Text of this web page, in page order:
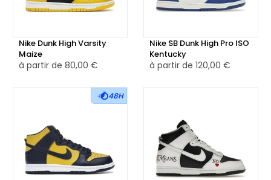
Nike Dunk High Varsity
Maize
à partir de 80,00 €
Nike SB Dunk High Pro ISO
Kentucky
à partir de 120,00 €
48H